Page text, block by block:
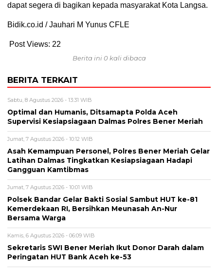
dapat segera di bagikan kepada masyarakat Kota Langsa.
Bidik.co.id / Jauhari M Yunus CFLE
Post Views: 22
Berita ini 0 kali dibaca
BERITA TERKAIT
Sabtu, 8 Agustus 2026 - 13:31 WIB
Optimal dan Humanis, Ditsamapta Polda Aceh
Supervisi Kesiapsiagaan Dalmas Polres Bener Meriah
Jumat, 7 Agustus 2026 - 10:12 WIB
Asah Kemampuan Personel, Polres Bener Meriah Gelar
Latihan Dalmas Tingkatkan Kesiapsiagaan Hadapi
Gangguan Kamtibmas
Jumat, 7 Agustus 2026 - 10:01 WIB
Polsek Bandar Gelar Bakti Sosial Sambut HUT ke-81
Kemerdekaan RI, Bersihkan Meunasah An-Nur
Bersama Warga
Kamis, 6 Agustus 2026 - 06:09 WIB
Sekretaris SWI Bener Meriah Ikut Donor Darah dalam
Peringatan HUT Bank Aceh ke-53